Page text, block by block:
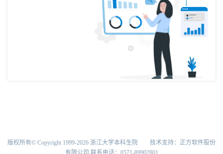
版权所有© Copyright 1999-2026 浙江大学本科生院 技术支持：正方软件股份
有限公司 联系电话：0571-89902801